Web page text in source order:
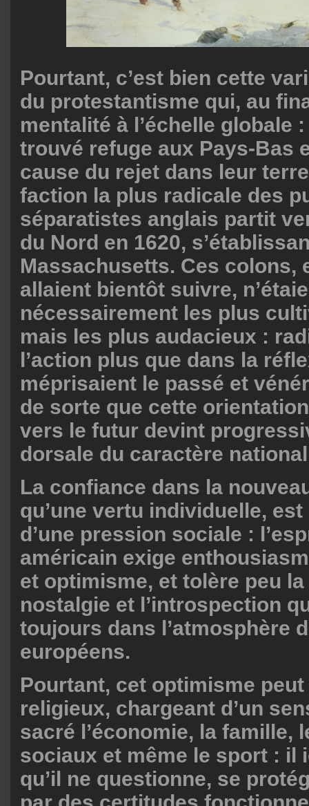
Pourtant, c’est bien cette
du protestantisme qui, au
mentalité à l’échelle globale
trouvé refuge aux Pays-Bas
cause du rejet dans leur
faction la plus radicale des
séparatistes anglais partit
du Nord en 1620,
Massachusetts. Ces colons,
allaient bientôt suivre,
nécessairement les plus
mais les plus audacieux :
l’action plus que dans la
méprisaient le passé et
de sorte que cette
vers le futur devint
dorsale du caractère
La confiance dans la
qu’une vertu individuelle,
d’une pression sociale :
américain exige
et optimisme, et tolère peu
nostalgie et l’introspection
toujours dans l’atmosphère
européens.
Pourtant, cet optimisme
religieux, chargeant d’un
sacré l’économie, la famille,
sociaux et même le sport : il
qu’il ne questionne, se